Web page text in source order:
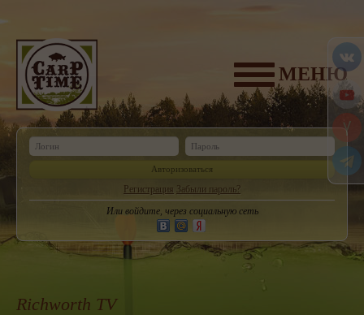
МЕНЮ
Авторизоваться
Регистрация Забыли пароль?
Или войдите, через социальную сеть
Richworth TV